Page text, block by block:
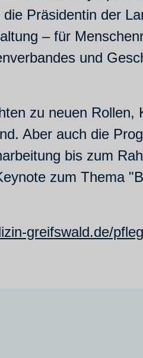
Präsidentin der
– für
und
zu neuen
Aber auch die
bis zum
zum Thema
greifswald.de/